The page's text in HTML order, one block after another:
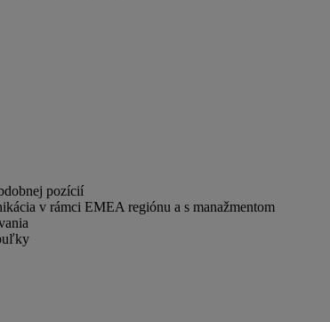
pozícií
v rámci EMEA regiónu a s manažmentom